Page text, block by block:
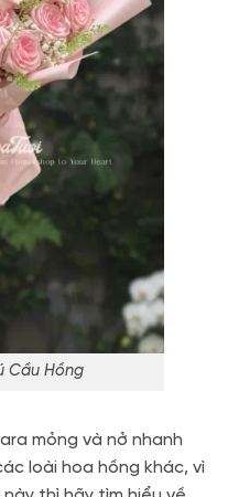
Cầu Hồng
mỏng và nở nhanh
loài hoa hồng khác, vì